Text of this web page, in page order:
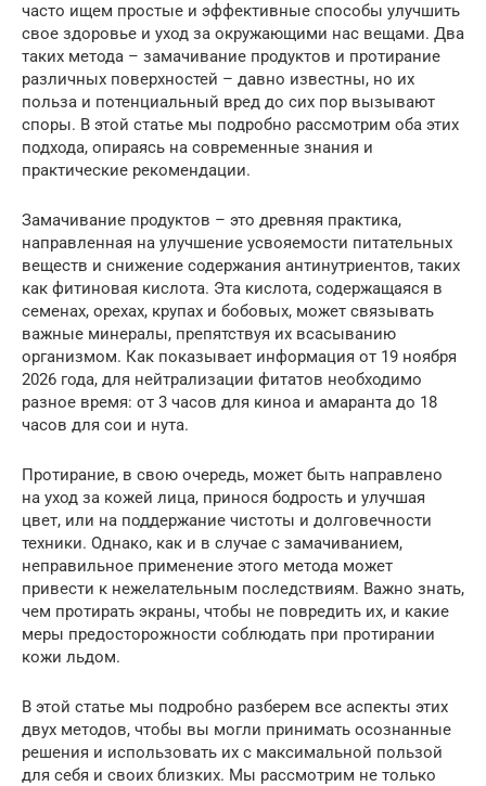
часто ищем простые и эффективные способы улучшить
свое здоровье и уход за окружающими нас вещами. Два
таких метода – замачивание продуктов и протирание
различных поверхностей – давно известны, но их
польза и потенциальный вред до сих пор вызывают
споры. В этой статье мы подробно рассмотрим оба этих
подхода, опираясь на современные знания и
практические рекомендации.
Замачивание продуктов – это древняя практика,
направленная на улучшение усвояемости питательных
веществ и снижение содержания антинутриентов, таких
как фитиновая кислота. Эта кислота, содержащаяся в
семенах, орехах, крупах и бобовых, может связывать
важные минералы, препятствуя их всасыванию
организмом. Как показывает информация от 19 ноября
2026 года, для нейтрализации фитатов необходимо
разное время: от 3 часов для киноа и амаранта до 18
часов для сои и нута.
Протирание, в свою очередь, может быть направлено
на уход за кожей лица, принося бодрость и улучшая
цвет, или на поддержание чистоты и долговечности
техники. Однако, как и в случае с замачиванием,
неправильное применение этого метода может
привести к нежелательным последствиям. Важно знать,
чем протирать экраны, чтобы не повредить их, и какие
меры предосторожности соблюдать при протирании
кожи льдом.
В этой статье мы подробно разберем все аспекты этих
двух методов, чтобы вы могли принимать осознанные
решения и использовать их с максимальной пользой
для себя и своих близких. Мы рассмотрим не только